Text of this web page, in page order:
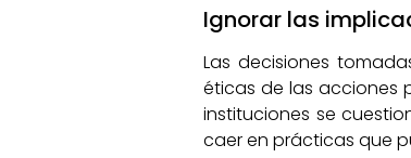
Ignorar las
Las decisiones
éticas de las acciones
instituciones se
caer en prácticas que